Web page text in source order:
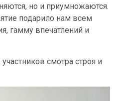
но и приумножаются.
подарило нам всем
гамму впечатлений и
смотра строя и